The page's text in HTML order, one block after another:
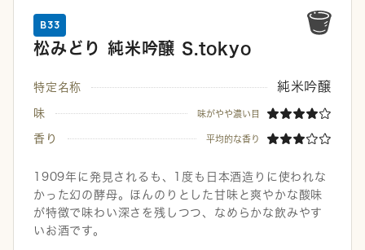
B33
松みどり 純米吟醸 S.tokyo
特定名称 純米吟醸
味 味がやや濃い目
香り 平均的な香り
1909年に発見されるも、1度も日本酒造りに使われな
かった幻の酵母。ほんのりとした甘味と爽やかな酸味
が特徴で味わい深さを残しつつ、なめらかな飲みやす
いお酒です。